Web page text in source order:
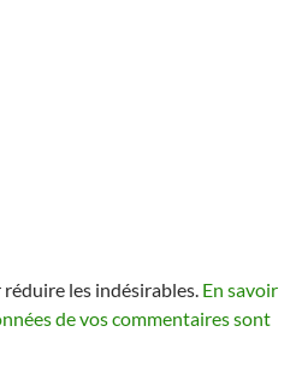
les indésirables. En savoir
de vos commentaires sont